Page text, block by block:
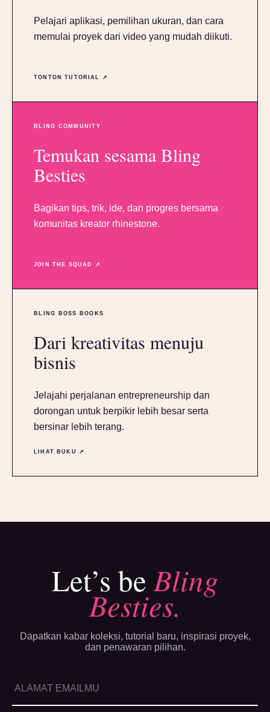
Pelajari aplikasi, pemilihan ukuran, dan cara
memulai proyek dari video yang mudah diikuti.
TONTON TUTORIAL ↗
BLING COMMUNITY
Temukan sesama Bling
Besties
Bagikan tips, trik, ide, dan progres bersama
komunitas kreator rhinestone.
JOIN THE SQUAD ↗
BLING BOSS BOOKS
Dari kreativitas menuju
bisnis
Jelajahi perjalanan entrepreneurship dan
dorongan untuk berpikir lebih besar serta
bersinar lebih terang.
LIHAT BUKU ↗
Let’s beBling
Besties.
Dapatkan kabar koleksi, tutorial baru, inspirasi proyek,
dan penawaran pilihan.